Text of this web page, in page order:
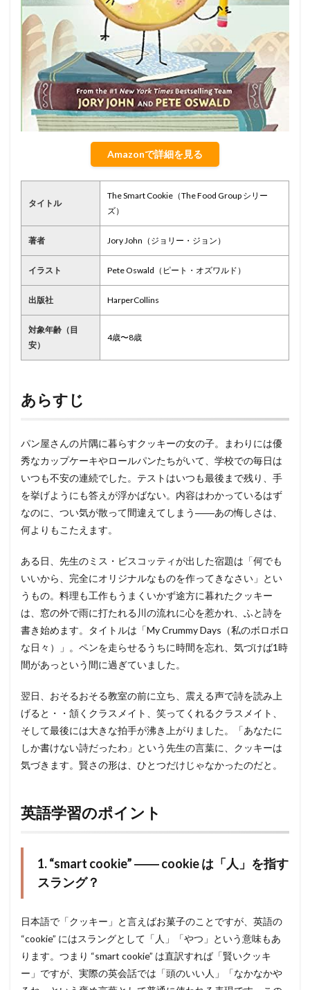
Amazonで詳細を見る
タイトル
The Smart Cookie（The Food Group シリー
ズ）
著者 Jory John（ジョリー・ジョン）
イラスト Pete Oswald（ピート・オズワルド）
出版社 HarperCollins
対象年齢（目
安）
4歳〜8歳
あらすじ
パン屋さんの片隅に暮らすクッキーの女の子。まわりには優
秀なカップケーキやロールパンたちがいて、学校での毎日は
いつも不安の連続でした。テストはいつも最後まで残り、手
を挙げようにも答えが浮かばない。内容はわかっているはず
なのに、つい気が散って間違えてしまう――あの悔しさは、
何よりもこたえます。
ある日、先生のミス・ビスコッティが出した宿題は「何でも
いいから、完全にオリジナルなものを作ってきなさい」とい
うもの。料理も工作もうまくいかず途方に暮れたクッキー
は、窓の外で雨に打たれる川の流れに心を惹かれ、ふと詩を
書き始めます。タイトルは「My Crummy Days（私のボロボロ
な日々）」。ペンを走らせるうちに時間を忘れ、気づけば1時
間があっという間に過ぎていました。
翌日、おそるおそる教室の前に立ち、震える声で詩を読み上
げると・・頷くクラスメイト、笑ってくれるクラスメイト、
そして最後には大きな拍手が沸き上がりました。「あなたに
しか書けない詩だったわ」という先生の言葉に、クッキーは
気づきます。賢さの形は、ひとつだけじゃなかったのだと。
英語学習のポイント
1. “smart cookie” ―― cookie は「人」を指す
スラング？
日本語で「クッキー」と言えばお菓子のことですが、英語の
“cookie” にはスラングとして「人」「やつ」という意味もあ
ります。つまり “smart cookie” は直訳すれば「賢いクッキ
ー」ですが、実際の英会話では「頭のいい人」「なかなかや